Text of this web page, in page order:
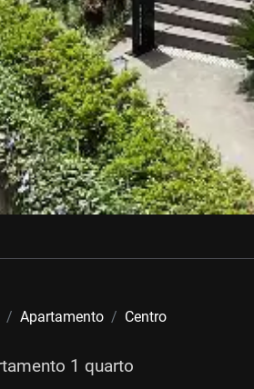
Apartamento Centro
1 quarto